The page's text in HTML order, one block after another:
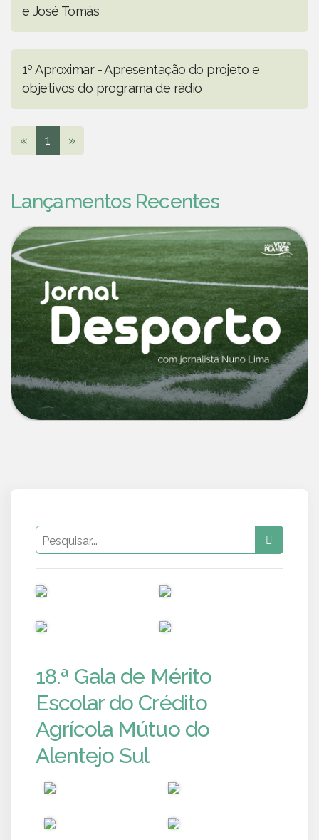
e José Tomás
1º Aproximar - Apresentação do projeto e
objetivos do programa de rádio
« 1 »
Lançamentos Recentes
18.ª Gala de Mérito
Escolar do Crédito
Agrícola Mútuo do
Alentejo Sul